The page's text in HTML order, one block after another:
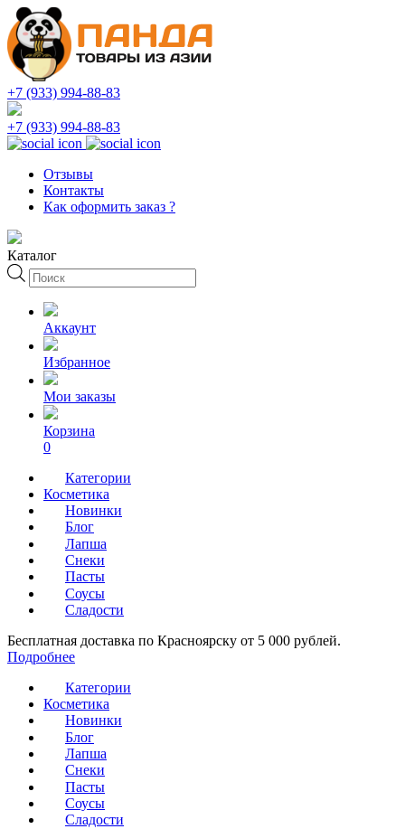
+7 (933) 994-88-83
+7 (933) 994-88-83
Отзывы
Контакты
Как оформить заказ ?
Каталог
Поиск
товаров
Аккаунт
Избранное
Мои заказы
Корзина
0
Категории
Косметика
Новинки
Блог
Лапша
Снеки
Пасты
Соусы
Сладости
Бесплатная доставка по Красноярску от 5 000 рублей.
Подробнее
Категории
Косметика
Новинки
Блог
Лапша
Снеки
Пасты
Соусы
Сладости